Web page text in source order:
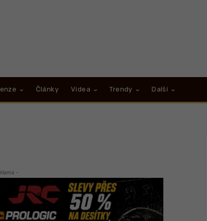
Články Videa Trendy Další
-